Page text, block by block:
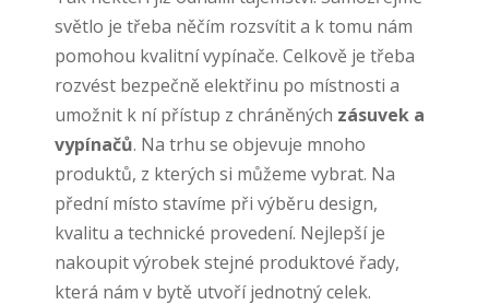
světlo je třeba něčím rozsvítit a k tomu nám
pomohou kvalitní vypínače. Celkově je třeba
rozvést bezpečně elektřinu po místnosti a
umožnit k ní přístup z chráněných zásuvek a
vypínačů. Na trhu se objevuje mnoho
produktů, z kterých si můžeme vybrat. Na
přední místo stavíme při výběru design,
kvalitu a technické provedení. Nejlepší je
nakoupit výrobek stejné produktové řady,
která nám v bytě utvoří jednotný celek.